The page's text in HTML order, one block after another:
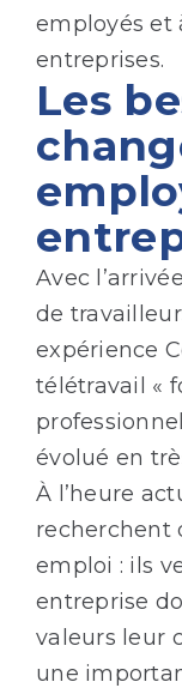
employés et
entreprises.
Les
Avec
de
expérience
télétravail «
évolué en
À l’heure
recherchent
emploi : ils
entreprise
valeurs leur
une